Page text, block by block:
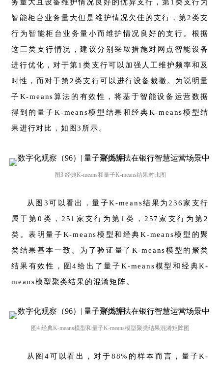
务量大且设备维护情况良好的优异支行，第1类支行为
智能柜台业务量大但是维护情况欠佳的支行，第2类支
行为智能柜台业务量小而维护情况良好的支行。根据
这三类支行情况，建议分别采取措施对网点智能设备
进行优化，对于第1类支行可以加强人工维护频率和及
时性，而对于第2类支行可以进行设备裁撤。为说明量
子K-means算法的有效性，将基于智能设备运营数据
得到的量子K-means模型结果和经典K-means模型结
果进行对比，如图3所示。
图3 经典K-means和量子K-means结果对比图
从图3可以看出，量子K-means结果为236家支行
属于第0类，251家支行为第1类，257家支行为第2
类。表明量子K-means模型和经典K-means模型的聚
类结果基本一致。为了验证量子K-means模型的聚类
结果有效性，图4给出了量子K-means模型和经典K-
means模型聚类结果的混淆矩阵。
图4 经典K-means模型和量子K-means模型聚类结果混淆矩阵图
从图4可以看出，对于88%的样本而言，量子K-